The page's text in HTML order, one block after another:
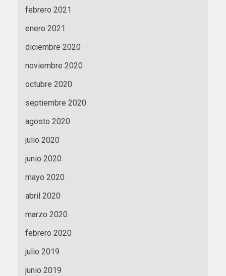
febrero 2021
enero 2021
diciembre 2020
noviembre 2020
octubre 2020
septiembre 2020
agosto 2020
julio 2020
junio 2020
mayo 2020
abril 2020
marzo 2020
febrero 2020
julio 2019
junio 2019